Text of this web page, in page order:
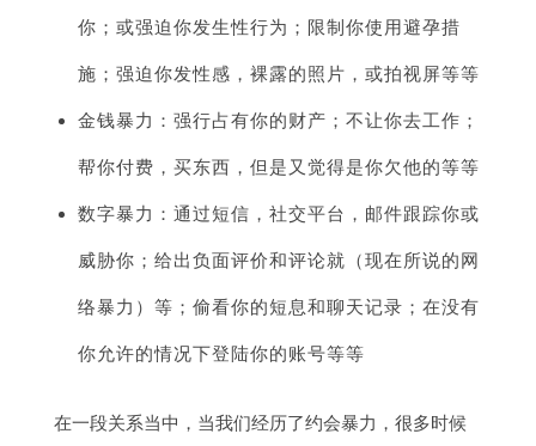
你；或强迫你发生性行为；限制你使用避孕措
施；强迫你发性感，裸露的照片，或拍视屏等等
金钱暴力：强行占有你的财产；不让你去工作；
帮你付费，买东西，但是又觉得是你欠他的等等
数字暴力：通过短信，社交平台，邮件跟踪你或
威胁你；给出负面评价和评论就（现在所说的网
络暴力）等；偷看你的短息和聊天记录；在没有
你允许的情况下登陆你的账号等等
在一段关系当中，当我们经历了约会暴力，很多时候